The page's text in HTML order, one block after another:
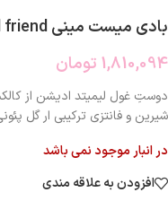
بادی میست مینی ghoul friend
1,810,094 تومان
دوستِ غول لیمیتد ادیشن از
شیرین و فانتزی ترکیبی ار گل
در انبار موجود نمی باشد
افزودن به علاقه مندی